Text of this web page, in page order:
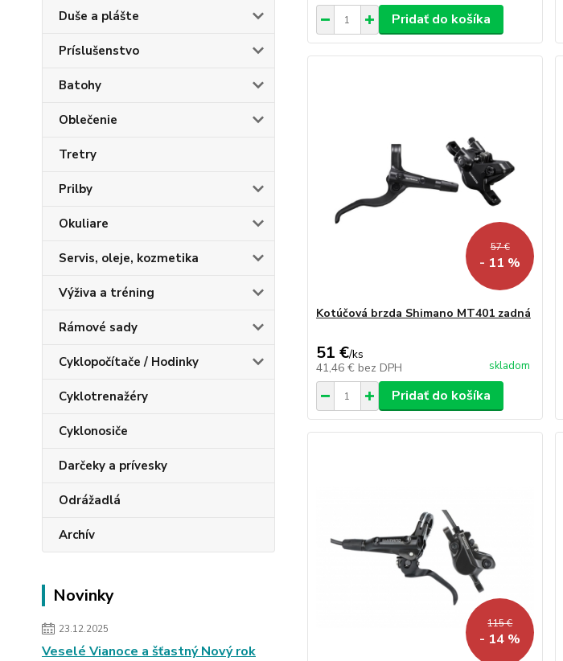
Duše a plášte
Príslušenstvo
Batohy
Oblečenie
Tretry
Prilby
Okuliare
Servis, oleje, kozmetika
Výživa a tréning
Rámové sady
Cyklopočítače / Hodinky
Cyklotrenažéry
Cyklonosiče
Darčeky a prívesky
Odrážadlá
Archív
Novinky
23.12.2025
Veselé Vianoce a šťastný Nový rok
Pridať do košíka
57 €
- 11 %
Kotúčová brzda Shimano MT401 zadná
51 €/ks
41,46 € bez DPH skladom
Pridať do košíka
115 €
- 14 %